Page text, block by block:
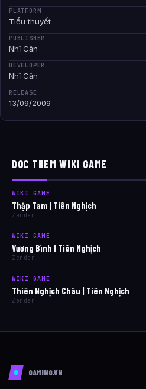
PLATFORM
Tiểu thuyết
PUBLISHER
Nhĩ Căn
DEVELOPER
Nhĩ Căn
RELEASE
13/09/2009
DOC THEM WIKI GAME
WIKI GAME
Thập Tam | Tiên Nghịch
Zenden
WIKI GAME
Vương Bình | Tiên Nghịch
Zenden
WIKI GAME
Thiên Nghịch Châu | Tiên Nghịch
Zenden
GAMING.VN